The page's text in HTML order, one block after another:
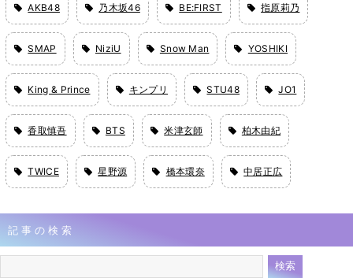
AKB48 乃木坂46 BE:FIRST 指原莉乃
SMAP NiziU Snow Man YOSHIKI
King & Prince キンプリ STU48 JO1
香取慎吾 BTS 米津玄師 柏木由紀
TWICE 星野源 橋本環奈 中居正広
記事の検索